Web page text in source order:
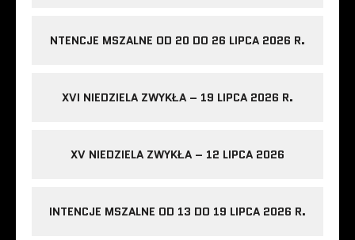
NTENCJE MSZALNE OD 20 DO 26 LIPCA 2026 R.
XVI NIEDZIELA ZWYKŁA – 19 LIPCA 2026 R.
XV NIEDZIELA ZWYKŁA – 12 LIPCA 2026
INTENCJE MSZALNE OD 13 DO 19 LIPCA 2026 R.